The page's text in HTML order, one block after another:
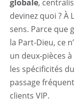
globale,
devinez quoi ?
sens. Parce que
la Part-Dieu, ce
un deux-pièces
les spécificités
passage
clients VIP.